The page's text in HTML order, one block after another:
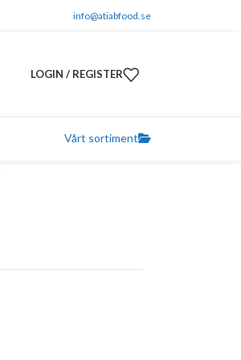
info@atiabfood.se
LOGIN / REGISTER
Vårt sortiment